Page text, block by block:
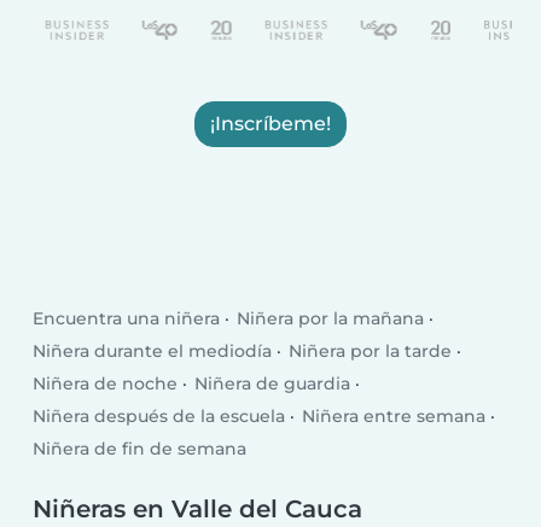
¡Inscríbeme!
Encuentra una niñera
Niñera por la mañana
Niñera durante el mediodía
Niñera por la tarde
Niñera de noche
Niñera de guardia
Niñera después de la escuela
Niñera entre semana
Niñera de fin de semana
Niñeras en Valle del Cauca